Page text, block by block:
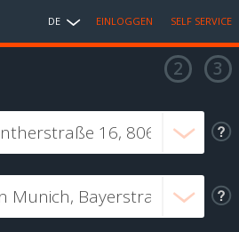
DE EINLOGGEN SELF SERVICE